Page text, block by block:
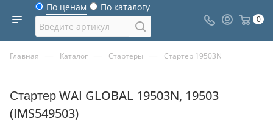
По ценам По каталогу
0
Главная — Каталог — Стартеры — Стартер 19503N
Стартер WAI GLOBAL 19503N, 19503
(IMS549503)